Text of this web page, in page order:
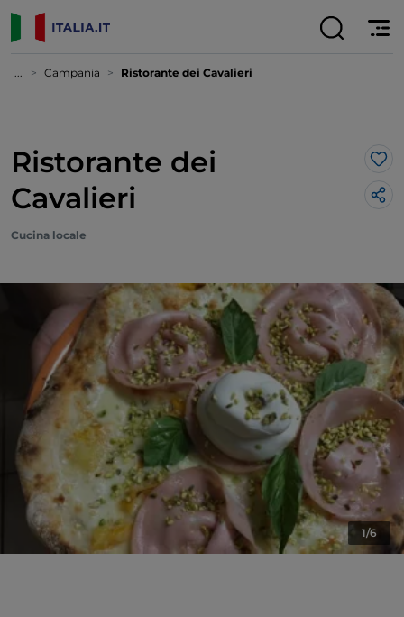
... Campania Ristorante dei Cavalieri
Ristorante dei
Cavalieri
Cucina locale
1/6